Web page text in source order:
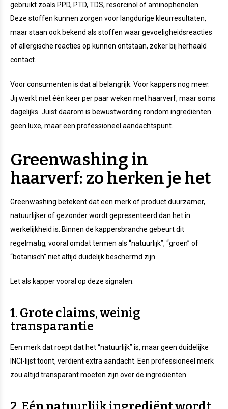
gebruikt zoals PPD, PTD, TDS, resorcinol of aminophenolen.
Deze stoffen kunnen zorgen voor langdurige kleurresultaten,
maar staan ook bekend als stoffen waar gevoeligheidsreacties
of allergische reacties op kunnen ontstaan, zeker bij herhaald
contact.
Voor consumenten is dat al belangrijk. Voor kappers nog meer.
Jij werkt niet één keer per paar weken met haarverf, maar soms
dagelijks. Juist daarom is bewustwording rondom ingrediënten
geen luxe, maar een professioneel aandachtspunt.
Greenwashing in
haarverf: zo herken je het
Greenwashing betekent dat een merk of product duurzamer,
natuurlijker of gezonder wordt gepresenteerd dan het in
werkelijkheid is. Binnen de kappersbranche gebeurt dit
regelmatig, vooral omdat termen als “natuurlijk”, “groen” of
“botanisch” niet altijd duidelijk beschermd zijn.
Let als kapper vooral op deze signalen:
1. Grote claims, weinig
transparantie
Een merk dat roept dat het “natuurlijk” is, maar geen duidelijke
INCI-lijst toont, verdient extra aandacht. Een professioneel merk
zou altijd transparant moeten zijn over de ingrediënten.